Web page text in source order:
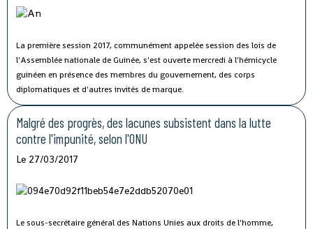
La première session 2017, communément appelée session des lois de
l'Assemblée nationale de Guinée, s'est ouverte mercredi à l'hémicycle
guinéen en présence des membres du gouvernement, des corps
diplomatiques et d'autres invités de marque.
Malgré des progrès, des lacunes subsistent dans la lutte
contre l'impunité, selon l'ONU
Le 27/03/2017
Le sous-secrétaire général des Nations Unies aux droits de l'homme,